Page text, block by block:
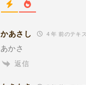
かあさし 4 年 前のテキ
あかさ
返信